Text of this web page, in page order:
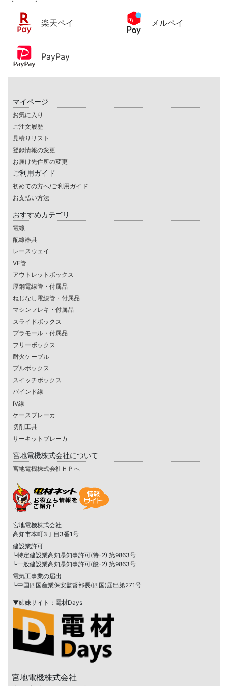
楽天ペイ メルペイ
PayPay
マイページ
お気に入り
ご注文履歴
見積りリスト
登録情報の変更
お届け先住所の変更
ご利用ガイド
初めての方へ/ご利用ガイド
お支払い方法
おすすめカテゴリ
電線
配線器具
レースウェイ
VE管
アウトレットボックス
厚鋼電線管・付属品
ねじなし電線管・付属品
マシンフレキ・付属品
スライドボックス
プラモール・付属品
フリーボックス
耐火ケーブル
プルボックス
スイッチボックス
バインド線
IV線
ケースブレーカ
切削工具
サーキットブレーカ
宮地電機株式会社について
宮地電機株式会社ＨＰへ
宮地電機株式会社
高知市本町3丁目3番1号
建設業許可
└特定建設業高知県知事許可(特-2) 第9863号
└一般建設業高知県知事許可(般-2) 第9863号
電気工事業の届出
└中国四国産業保安監督部長(四国)届出第271号
▼姉妹サイト：電材Days
宮地電機株式会社